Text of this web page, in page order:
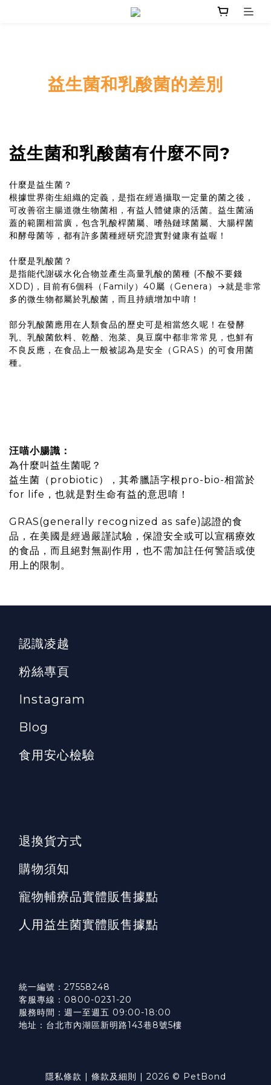
益生菌和乳酸菌的差別
益生菌和乳酸菌有什麼不同?
什麼是益生菌？
根據世界衛生組織的定義，是指在經過攝取一定量的菌之後，
可改善宿主腸道微生物菌相，有益人體健康的活菌。益生菌涵
蓋的範圍相當廣，包含乳酸桿菌屬、嗜熱鏈球菌屬、大腸桿菌
和酵母菌等，都有許多菌種經研究證實對健康有益喔！
什麼是乳酸菌？
是指能代謝碳水化合物並產生高量乳酸的菌種 (不酸不要錢
XDD)，目前有6個科（Family）40屬（Genera）→就是非常
多的微生物都屬於乳酸菌，而且持續增加中唷！
部分乳酸菌應用在人類食品的歷史可是相當悠久呢！在發酵
乳、乳酸菌飲料、乾酪、泡菜、臭豆腐中都非常常見，也鮮有
不良反應，在食品上一般被認為是安全（GRAS）的可食用菌
種。
汪喵小腸識：
為什麼叫益生菌呢？
益生菌（probiotic），其希臘語字根pro-bio-相當於
for life，也就是對生命有益的意思唷！
GRAS(generally recognized as safe)認證的食
品，在美國是經過嚴謹試驗，保證安全或可以宣稱療效
的食品，而且絕對無副作用，也不需加註任何警語或使
用上的限制。
認識凌越
粉絲專頁
Instagram
Blog
食用安心檢驗
退換貨方式
購物須知
寵物輔療品實體販售據點
人用益生菌實體販售據點
統一編號：27558248
客服專線：0800-0231-20
服務時間：週一至週五 09:00-18:00
地址：台北市內湖區新明路143巷8號5樓
隱私條款 | 條款及細則 | 2026 © PetBond